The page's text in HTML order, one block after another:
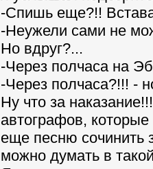
-Спишь еще?!!
-Неужели сами не
Но вдруг?...
-Через полчаса на
-Через полчаса?!!! -
Ну что за
автографов,
еще песню
можно думать в